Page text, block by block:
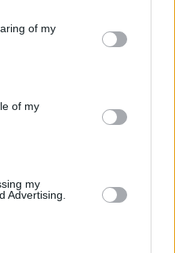
behaviour. You may click to
and its third-party tags to
purposes in below Google
of my
of my
my
Advertising.